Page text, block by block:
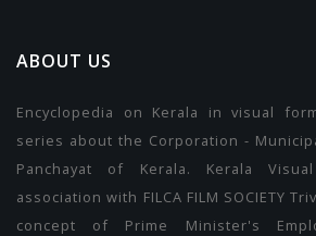
ABOUT US
Encyclopedia on Kerala in visual
series about the Corporation -
Panchayat of Kerala. Kerala
association with FILCA FILM SOCIETY
concept of Prime Minister's